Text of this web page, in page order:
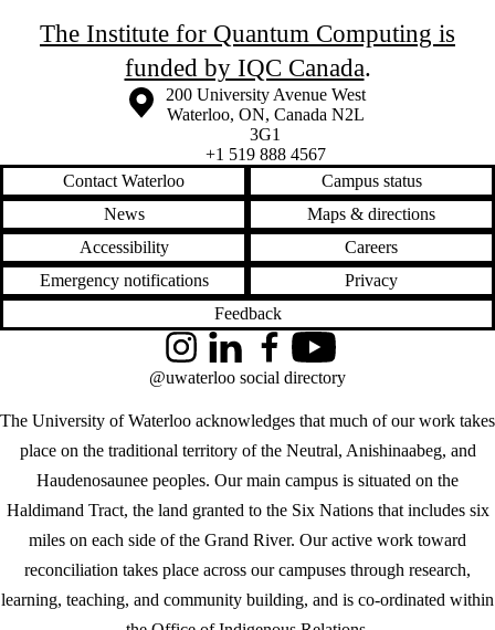
The Institute for Quantum Computing is
funded by IQC Canada.
Information about the University of Waterloo
Campus map
200 University Avenue West
Waterloo, ON, Canada N2L
3G1
+1 519 888 4567
Contact Waterloo
Campus status
News
Maps & directions
Accessibility
Careers
Emergency notifications
Privacy
Feedback
The University of Waterloo acknowledges that much of our work takes
place on the traditional territory of the Neutral, Anishinaabeg, and
Haudenosaunee peoples. Our main campus is situated on the
Haldimand Tract, the land granted to the Six Nations that includes six
miles on each side of the Grand River. Our active work toward
reconciliation takes place across our campuses through research,
learning, teaching, and community building, and is co-ordinated within
InstagramLinkedInFacebookYouTube
@uwaterloo social directory